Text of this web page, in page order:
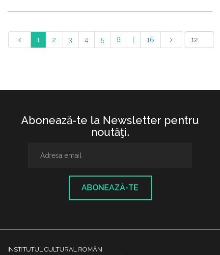
1 2 3 4 5 6 16
Abonează-te la Newsletter pentru
noutăţi.
ABONEAZĂ-TE
INSTITUTUL CULTURAL ROMÂN